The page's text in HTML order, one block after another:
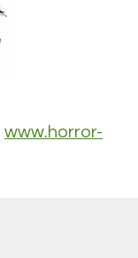
www.horror-